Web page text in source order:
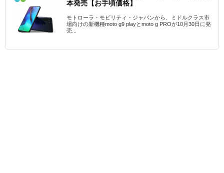
本発売【お手頃価格】
モトローラ・モビリティ・ジャパンから、ミドルクラス市
場向けの新機種moto g9 playとmoto g PROが10月30日に発
売...